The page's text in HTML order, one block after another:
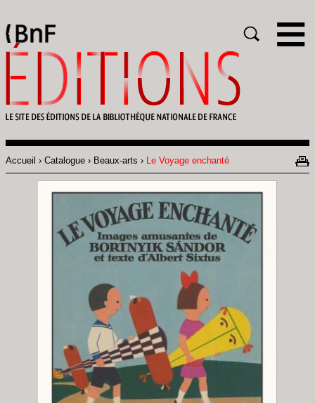
Fil
d'Ariane
Accueil Catalogue Beaux-arts Le Voyage enchanté